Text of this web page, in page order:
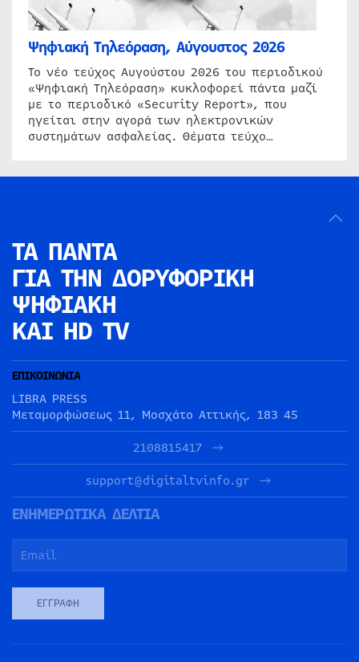
Ψηφιακή Τηλεόραση, Αύγουστος 2026
Το νέο τεύχος Αυγούστου 2026 του περιοδικού
«Ψηφιακή Τηλεόραση» κυκλοφορεί πάντα μαζί
με το περιοδικό «Security Report», που
ηγείται στην αγορά των ηλεκτρονικών
συστημάτων ασφαλείας. Θέματα τεύχο…
ΤΑ ΠΑΝΤΑ
ΓΙΑ ΤΗΝ ΔΟΡΥΦΟΡΙΚΗ
ΨΗΦΙΑΚΗ
ΚΑΙ HD TV
ΕΠΙΚΟΙΝΩΝΙΑ
LIBRA PRESS
Μεταμορφώσεως 11, Μοσχάτο Αττικής, 183 45
2108815417
support@digitaltvinfo.gr
ΕΝΗΜΕΡΩΤΙΚΑ ΔΕΛΤΙΑ
ΕΓΓΡΑΦΉ